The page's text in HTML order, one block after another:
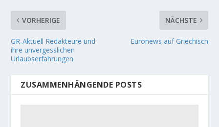
VORHERIGE
GR-Aktuell Redakteure und
ihre unvergesslichen
Urlaubserfahrungen
NÄCHSTE
Euronews auf Griechisch
ZUSAMMENHÄNGENDE POSTS